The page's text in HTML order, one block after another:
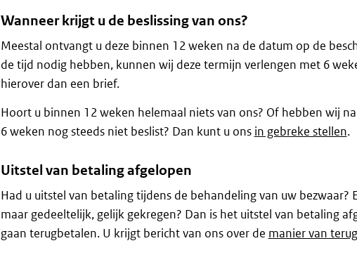
Wanneer krijgt u de beslissing van ons?
Meestal ontvangt u deze binnen 12 weken na de datum op de
de tijd nodig hebben, kunnen wij deze termijn verlengen met 6
hierover dan een brief.
Hoort u binnen 12 weken helemaal niets van ons? Of hebben wij
6 weken nog steeds niet beslist? Dan kunt u ons in gebreke stellen.
Uitstel van betaling afgelopen
Had u uitstel van betaling tijdens de behandeling van uw bezwaar?
maar gedeeltelijk, gelijk gekregen? Dan is het uitstel van betaling
gaan terugbetalen. U krijgt bericht van ons over de manier van